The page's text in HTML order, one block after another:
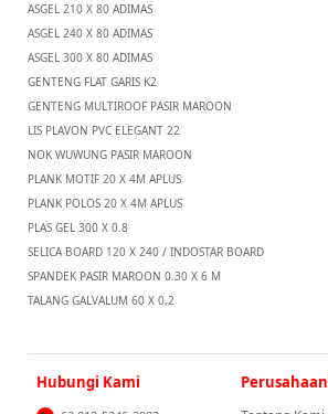
ASGEL 210 X 80 ADIMAS
ASGEL 240 X 80 ADIMAS
ASGEL 300 X 80 ADIMAS
GENTENG FLAT GARIS K2
GENTENG MULTIROOF PASIR MAROON
LIS PLAVON PVC ELEGANT 22
NOK WUWUNG PASIR MAROON
PLANK MOTIF 20 X 4M APLUS
PLANK POLOS 20 X 4M APLUS
PLAS GEL 300 X 0.8
SELICA BOARD 120 X 240 / INDOSTAR BOARD
SPANDEK PASIR MAROON 0.30 X 6 M
TALANG GALVALUM 60 X 0,2
Hubungi Kami Perusahaan